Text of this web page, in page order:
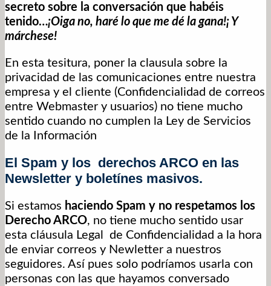
secreto sobre la conversación que habéis
tenido…¡Oiga no, haré lo que me dé la gana!¡ Y
márchese!
En esta tesitura, poner la clausula sobre la
privacidad de las comunicaciones entre nuestra
empresa y el cliente (Confidencialidad de correos
entre Webmaster y usuarios) no tiene mucho
sentido cuando no cumplen la Ley de Servicios
de la Información
El Spam y los derechos ARCO en las
Newsletter y boletínes masivos.
Si estamos haciendo Spam y no respetamos los
Derecho ARCO, no tiene mucho sentido usar
esta cláusula Legal de Confidencialidad a la hora
de enviar correos y Newletter a nuestros
seguidores. Así pues solo podríamos usarla con
personas con las que hayamos conversado